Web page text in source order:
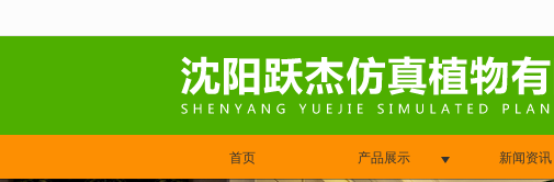
首页 产品展示 新闻资讯